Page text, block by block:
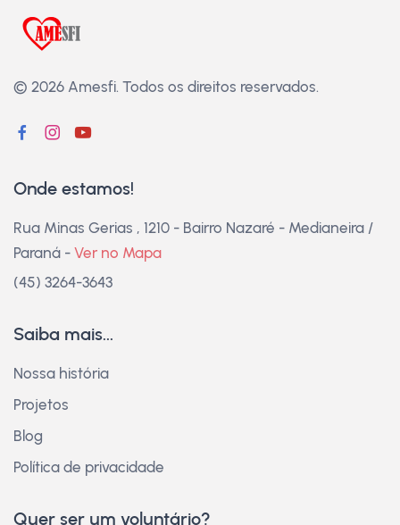
© 2026 Amesfi. Todos os direitos reservados.
Onde estamos!
Rua Minas Gerias , 1210 - Bairro Nazaré - Medianeira /
Paraná - Ver no Mapa
(45) 3264-3643
Saiba mais...
Nossa história
Projetos
Blog
Política de privacidade
Quer ser um voluntário?